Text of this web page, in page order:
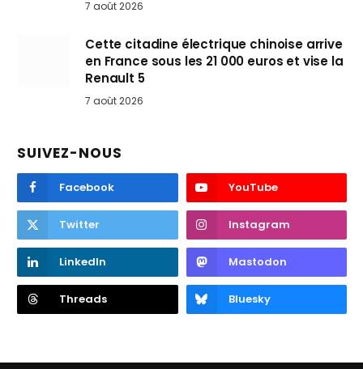
7 août 2026
Cette citadine électrique chinoise arrive
en France sous les 21 000 euros et vise la
Renault 5
7 août 2026
SUIVEZ-NOUS
Facebook YouTube
Twitter Instagram
LinkedIn Mastodon
Threads Bluesky